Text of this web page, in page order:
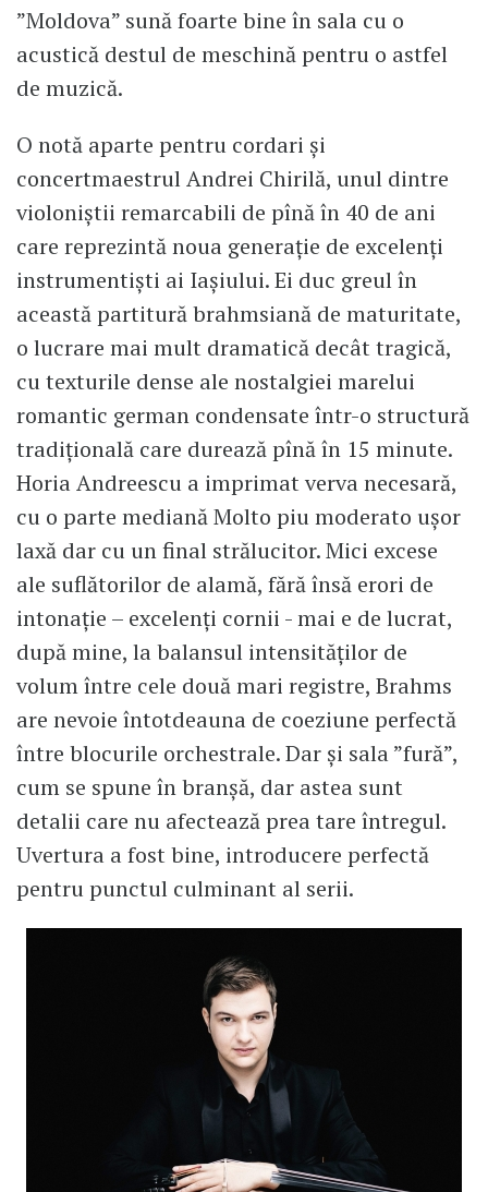
”Moldova” sună foarte bine în sala cu o
acustică destul de meschină pentru o astfel
de muzică.
O notă aparte pentru cordari și
concertmaestrul Andrei Chirilă, unul dintre
violoniștii remarcabili de pînă în 40 de ani
care reprezintă noua generație de excelenți
instrumentiști ai Iașiului. Ei duc greul în
această partitură brahmsiană de maturitate,
o lucrare mai mult dramatică decât tragică,
cu texturile dense ale nostalgiei marelui
romantic german condensate într-o structură
tradițională care durează pînă în 15 minute.
Horia Andreescu a imprimat verva necesară,
cu o parte mediană Molto piu moderato ușor
laxă dar cu un final strălucitor. Mici excese
ale suflătorilor de alamă, fără însă erori de
intonație – excelenți cornii - mai e de lucrat,
după mine, la balansul intensităților de
volum între cele două mari registre, Brahms
are nevoie întotdeauna de coeziune perfectă
între blocurile orchestrale. Dar și sala ”fură”,
cum se spune în branșă, dar astea sunt
detalii care nu afectează prea tare întregul.
Uvertura a fost bine, introducere perfectă
pentru punctul culminant al serii.